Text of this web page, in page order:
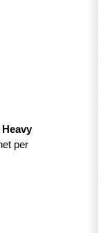
Heavy
per